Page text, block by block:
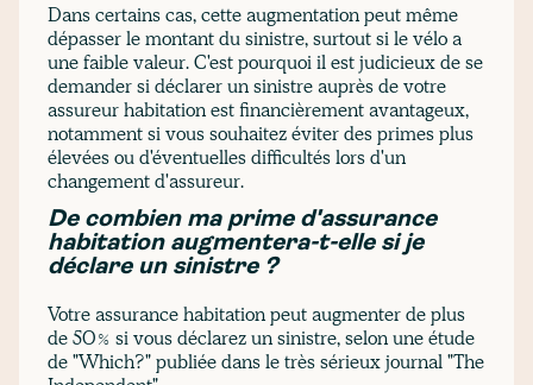
Dans certains cas, cette augmentation peut même
dépasser le montant du sinistre, surtout si le vélo a
une faible valeur. C'est pourquoi il est judicieux de se
demander si déclarer un sinistre auprès de votre
assureur habitation est financièrement avantageux,
notamment si vous souhaitez éviter des primes plus
élevées ou d'éventuelles difficultés lors d'un
changement d'assureur.
De combien ma prime d'assurance
habitation augmentera-t-elle si je
déclare un sinistre ?
Votre assurance habitation peut augmenter de plus
de 50% si vous déclarez un sinistre, selon une étude
de "Which?" publiée dans le très sérieux journal "The